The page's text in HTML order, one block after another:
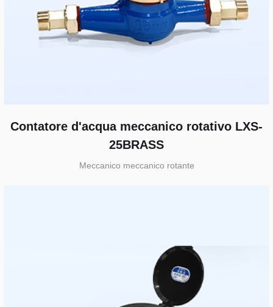
Contatore d'acqua meccanico rotativo LXS-
25BRASS
Meccanico meccanico rotante